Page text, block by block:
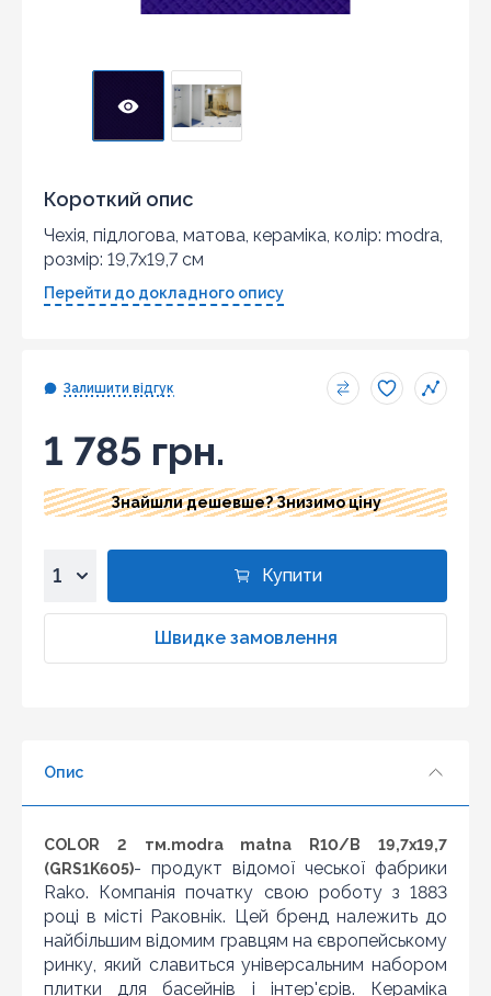
Короткий опис
Чехія, підлогова, матова, кераміка, колір: modra,
розмір: 19,7x19,7 см
Перейти до докладного опису
Залишити відгук
1 785 грн.
Знайшли дешевше? Знизимо ціну
3
7
8
9
10
Купити
Швидке замовлення
Опис
COLOR 2 тм.modra matna R10/B 19,7x19,7
(GRS1K605)- продукт відомої чеської фабрики
Rako. Компанія початку свою роботу з 1883
році в місті Раковнік. Цей бренд належить до
найбільшим відомим гравцям на європейському
ринку, який славиться універсальним набором
плитки для басейнів і інтер'єрів. Кераміка
Шановні клієнти нашого магазину! Якщо ви блукаючи
по інтернету знайшли ціну потрібного Вам товару
дешевше ніж у нас ... дайте нам знати, і ми будемо
раді запропонувати вигіднішу для Вас ціну (за умови,
що товар даної моделі повинен бути у конкурента в
наявності і ціна на даний товар в іншому інтернет-
магазині актуальна і діюча)